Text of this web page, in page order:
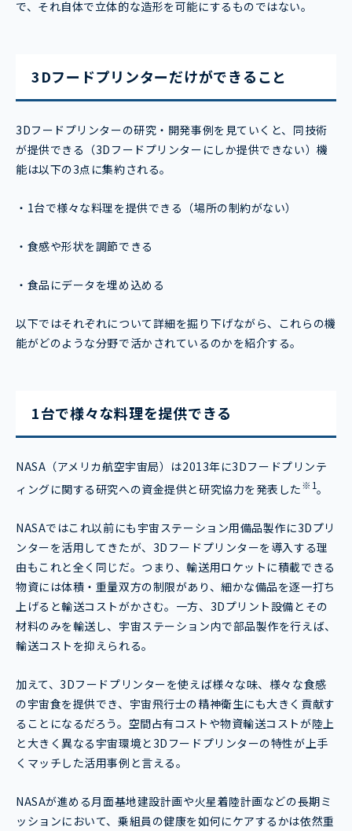
で、それ自体で立体的な造形を可能にするものではない。
3Dフードプリンターだけができること
3Dフードプリンターの研究・開発事例を見ていくと、同技術
が提供できる（3Dフードプリンターにしか提供できない）機
能は以下の3点に集約される。
・1台で様々な料理を提供できる（場所の制約がない）
・食感や形状を調節できる
・食品にデータを埋め込める
以下ではそれぞれについて詳細を掘り下げながら、これらの機
能がどのような分野で活かされているのかを紹介する。
1台で様々な料理を提供できる
NASA（アメリカ航空宇宙局）は2013年に3Dフードプリンテ
ィングに関する研究への資金提供と研究協力を発表した※1。
NASAではこれ以前にも宇宙ステーション用備品製作に3Dプリ
ンターを活用してきたが、3Dフードプリンターを導入する理
由もこれと全く同じだ。つまり、輸送用ロケットに積載できる
物資には体積・重量双方の制限があり、細かな備品を逐一打ち
上げると輸送コストがかさむ。一方、3Dプリント設備とその
材料のみを輸送し、宇宙ステーション内で部品製作を行えば、
輸送コストを抑えられる。
加えて、3Dフードプリンターを使えば様々な味、様々な食感
の宇宙食を提供でき、宇宙飛行士の精神衛生にも大きく貢献す
ることになるだろう。空間占有コストや物資輸送コストが陸上
と大きく異なる宇宙環境と3Dフードプリンターの特性が上手
くマッチした活用事例と言える。
NASAが進める月面基地建設計画や火星着陸計画などの長期ミ
ッションにおいて、乗組員の健康を如何にケアするかは依然重